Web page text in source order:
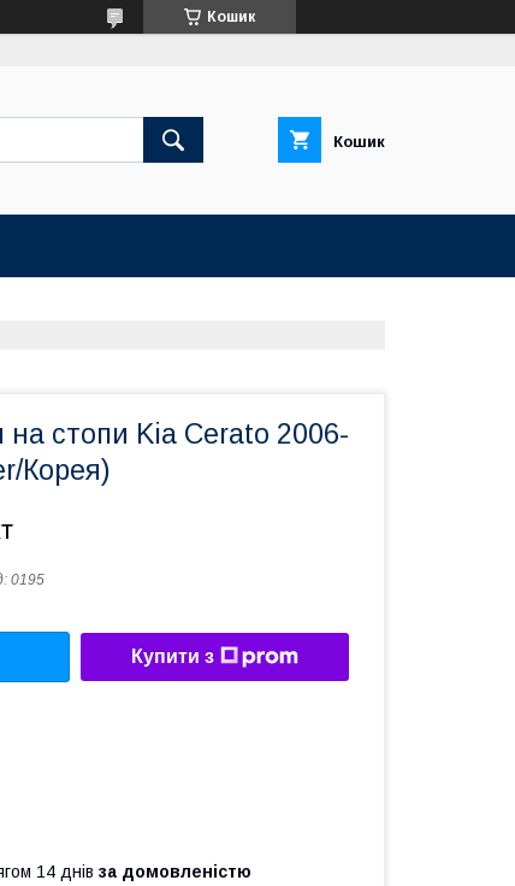
Кошик
Кошик
стопи Kia Cerato 2006-
Корея)
0195
Купити з
14 днів за домовленістю